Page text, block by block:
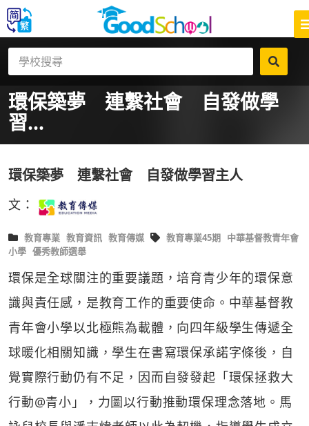
環保築夢 連繫社會 自發做學
習...
環保築夢 連繫社會 自發做學習主人
文：
教育專業 教育資訊 教育傳媒 教育專業45期 中華基督教青年會
小學 優秀教師選舉
環保是全球關注的重要議題，培育青少年的環保意
識與責任感，是教育工作的重要使命。中華基督教
青年會小學以北極熊為載體，向四年級學生傳遞全
球暖化相關知識，學生在書寫環保承諾字條後，自
覺實際行動仍有不足，因而自發發起「環保拯救大
行動@青小」，力圖以行動推動環保理念落地。馬